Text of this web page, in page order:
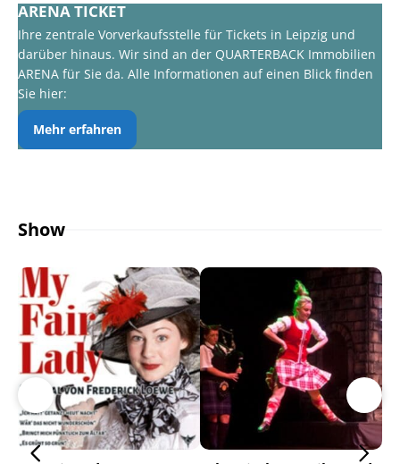
ARENA TICKET
Ihre zentrale Vorverkaufsstelle für Tickets in Leipzig und
darüber hinaus. Wir sind an der QUARTERBACK Immobilien
ARENA für Sie da. Alle Informationen auf einen Blick finden
Sie hier:
Mehr erfahren
Show